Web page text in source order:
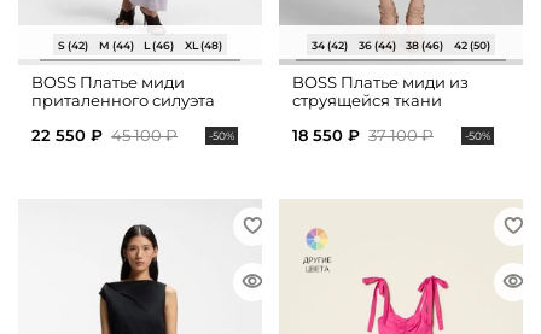
S (42) M (44) L (46) XL (48)
BOSS Платье миди
приталенного силуэта
22 550 ₽ 45 100 ₽ -50%
34 (42) 36 (44) 38 (46) 42 (50)
BOSS Платье миди из
струящейся ткани
18 550 ₽ 37 100 ₽ -50%